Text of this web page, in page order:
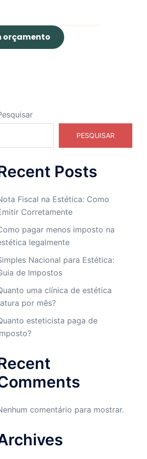
orçamento
PESQUISAR
Posts
Fiscal na Estética: Como
Corretamente
pagar menos imposto na
legalmente
Nacional para Estética:
de Impostos
uma clínica de estética
por mês?
esteticista paga de
comentário para mostrar.